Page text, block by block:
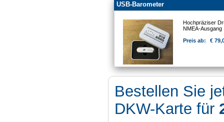
USB-Barometer
Hochpräziser
NMEA-Ausgang
Preis ab:
€
Bestellen Sie
DKW-Karte für